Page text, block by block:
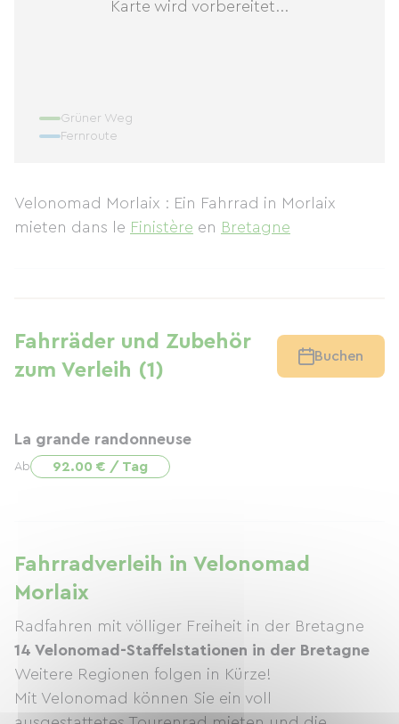
Karte wird vorbereitet...
Grüner Weg
Fernroute
Velonomad Morlaix : Ein Fahrrad in Morlaix
mieten dans le Finistère en Bretagne
Fahrräder und Zubehör
zum Verleih (1)
Buchen
La grande randonneuse
Ab 92.00 € / Tag
Fahrradverleih in Velonomad
Morlaix
Radfahren mit völliger Freiheit in der Bretagne
14 Velonomad-Staffelstationen in der Bretagne
Weitere Regionen folgen in Kürze!
Mit Velonomad können Sie ein voll